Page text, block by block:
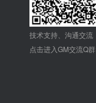
技术支持、沟通交流
点击进入GM交流Q群